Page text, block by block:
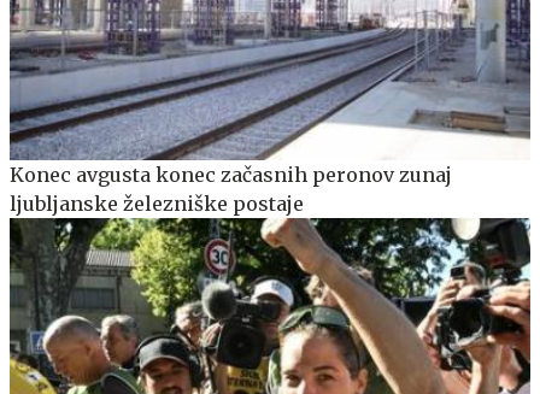
Konec avgusta konec začasnih peronov zunaj
ljubljanske železniške postaje